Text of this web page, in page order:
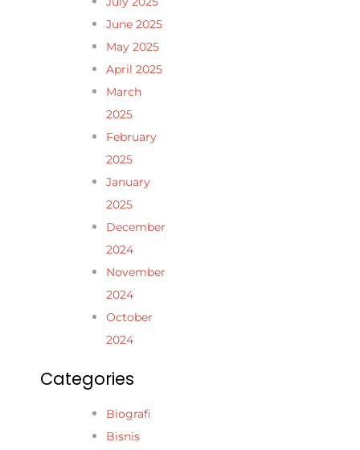
June 2025
May 2025
April 2025
March
2025
February
2025
January
2025
December
2024
November
2024
October
2024
Categories
Biografi
Bisnis